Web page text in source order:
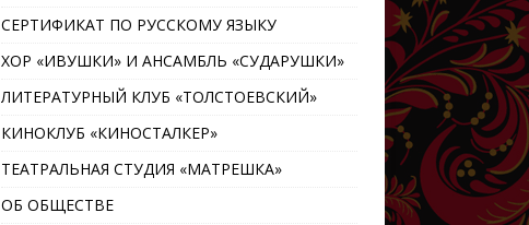
СЕРТИФИКАТ ПО РУССКОМУ ЯЗЫКУ
ХОР «ИВУШКИ» И АНСАМБЛЬ «СУДАРУШКИ»
ЛИТЕРАТУРНЫЙ КЛУБ «ТОЛСТОЕВСКИЙ»
КИНОКЛУБ «КИНОСТАЛКЕР»
ТЕАТРАЛЬНАЯ СТУДИЯ «МАТРЕШКА»
ОБ ОБЩЕСТВЕ